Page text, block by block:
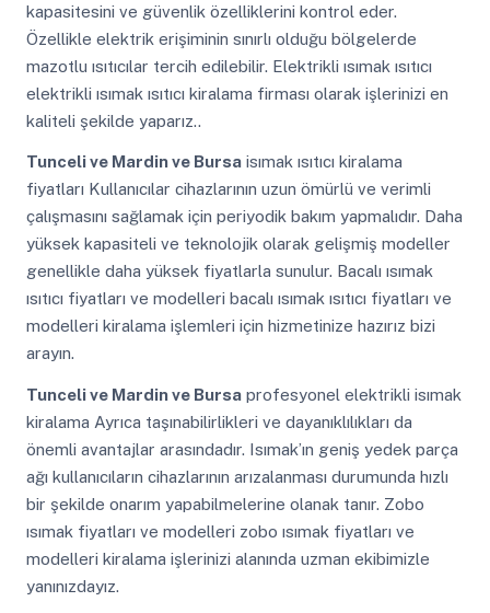
kapasitesini ve güvenlik özelliklerini kontrol eder.
Özellikle elektrik erişiminin sınırlı olduğu bölgelerde
mazotlu ısıtıcılar tercih edilebilir. Elektrikli ısımak ısıtıcı
elektrikli ısımak ısıtıcı kiralama firması olarak işlerinizi en
kaliteli şekilde yaparız..
Tunceli ve Mardin ve Bursaisımak ısıtıcı kiralama
fiyatları Kullanıcılar cihazlarının uzun ömürlü ve verimli
çalışmasını sağlamak için periyodik bakım yapmalıdır. Daha
yüksek kapasiteli ve teknolojik olarak gelişmiş modeller
genellikle daha yüksek fiyatlarla sunulur. Bacalı ısımak
ısıtıcı fiyatları ve modelleri bacalı ısımak ısıtıcı fiyatları ve
modelleri kiralama işlemleri için hizmetinize hazırız bizi
arayın.
Tunceli ve Mardin ve Bursaprofesyonel elektrikli isımak
kiralama Ayrıca taşınabilirlikleri ve dayanıklılıkları da
önemli avantajlar arasındadır. Isımak’ın geniş yedek parça
ağı kullanıcıların cihazlarının arızalanması durumunda hızlı
bir şekilde onarım yapabilmelerine olanak tanır. Zobo
ısımak fiyatları ve modelleri zobo ısımak fiyatları ve
modelleri kiralama işlerinizi alanında uzman ekibimizle
yanınızdayız.